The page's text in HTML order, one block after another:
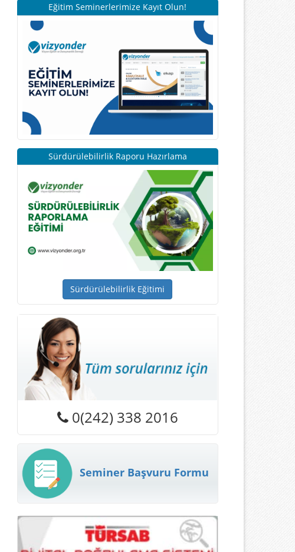
Eğitim Seminerlerimize Kayıt Olun!
Sürdürülebilirlik Raporu Hazırlama
Sürdürülebilirlik Eğitimi
0(242) 338 2016
Seminer Başvuru Formu